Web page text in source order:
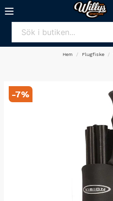
Hem Flugfiske
-7%